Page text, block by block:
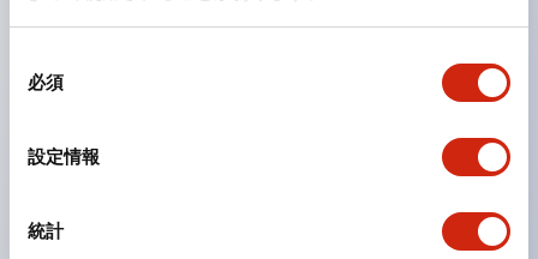
必須
設定情報
統計
タイプの定格使用電圧が最大240Vまで対応可能になり
ました。
ひとつで6色の役をこなすLED球（LSRD球）。これま
で色ごとに分かれていたLED球を、1色のLED球で各色
UL、CSA、TÜV、CCC認証品。